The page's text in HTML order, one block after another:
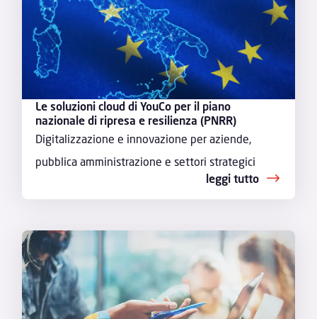
Le soluzioni cloud di YouCo per il piano
nazionale di ripresa e resilienza (PNRR)
Digitalizzazione e innovazione per aziende,
pubblica amministrazione e settori strategici
leggi tutto